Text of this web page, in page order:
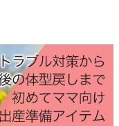
くなってしまう夜。赤
いのは安全性です。
を置くのがおすすめ。
ゃんが寝返りなどで動
りません。また、高さ
め、ベッドからの落下